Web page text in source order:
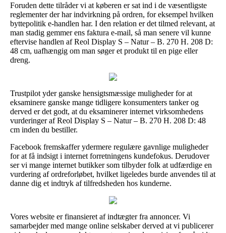
Foruden dette tilråder vi at køberen er sat ind i de væsentligste
reglementer der har indvirkning på ordren, for eksempel hvilken
byttepolitik e-handlen har. I den relation er det tilmed relevant, at
man stadig gemmer ens faktura e-mail, så man senere vil kunne
eftervise handlen af Reol Display S – Natur – B. 270 H. 208 D:
48 cm, uafhængig om man søger et produkt til en pige eller
dreng.
Trustpilot yder ganske hensigtsmæssige muligheder for at
eksaminere ganske mange tidligere konsumenters tanker og
derved er det godt, at du eksaminerer internet virksomhedens
vurderinger af Reol Display S – Natur – B. 270 H. 208 D: 48
cm inden du bestiller.
Facebook fremskaffer ydermere regulære gavnlige muligheder
for at få indsigt i internet forretningens kundefokus. Derudover
ser vi mange internet butikker som tilbyder folk at udfærdige en
vurdering af ordreforløbet, hvilket ligeledes burde anvendes til at
danne dig et indtryk af tilfredsheden hos kunderne.
Vores website er finansieret af indtægter fra annoncer. Vi
samarbejder med mange online selskaber derved at vi publicerer